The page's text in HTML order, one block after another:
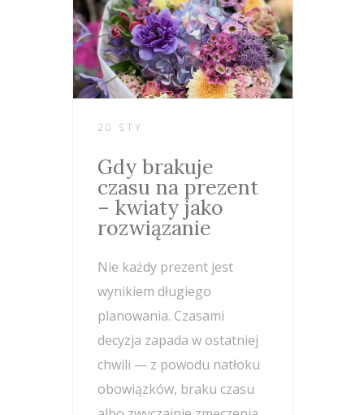
20 STY
Gdy brakuje
czasu na prezent
– kwiaty jako
rozwiązanie
Nie każdy prezent jest
wynikiem długiego
planowania. Czasami
decyzja zapada w ostatniej
chwili — z powodu natłoku
obowiązków, braku czasu